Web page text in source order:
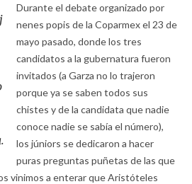
Durante el debate organizado por
nenes popis de la Coparmex el 23 de
mayo pasado, donde los tres
candidatos a la gubernatura fueron
invitados (a Garza no lo trajeron
porque ya se saben todos sus
chistes y de la candidata que nadie
conoce nadie se sabía el número),
los júniors se dedicaron a hacer
puras preguntas puñetas de las que
vinimos a enterar que Aristóteles